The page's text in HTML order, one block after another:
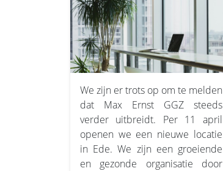
We zijn er trots op om te melden
dat Max Ernst GGZ steeds
verder uitbreidt. Per 11 april
openen we een nieuwe locatie
in Ede. We zijn een groeiende
en gezonde organisatie door